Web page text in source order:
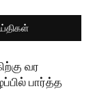
வர
பார்த்த